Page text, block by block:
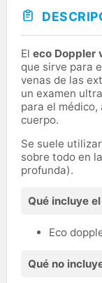
directamente
El eco Doppler
que sirve para
venas de las
un examen
para el
cuerpo.
Se suele
sobre todo en
profunda).
Qué incluye
Eco
Qué no